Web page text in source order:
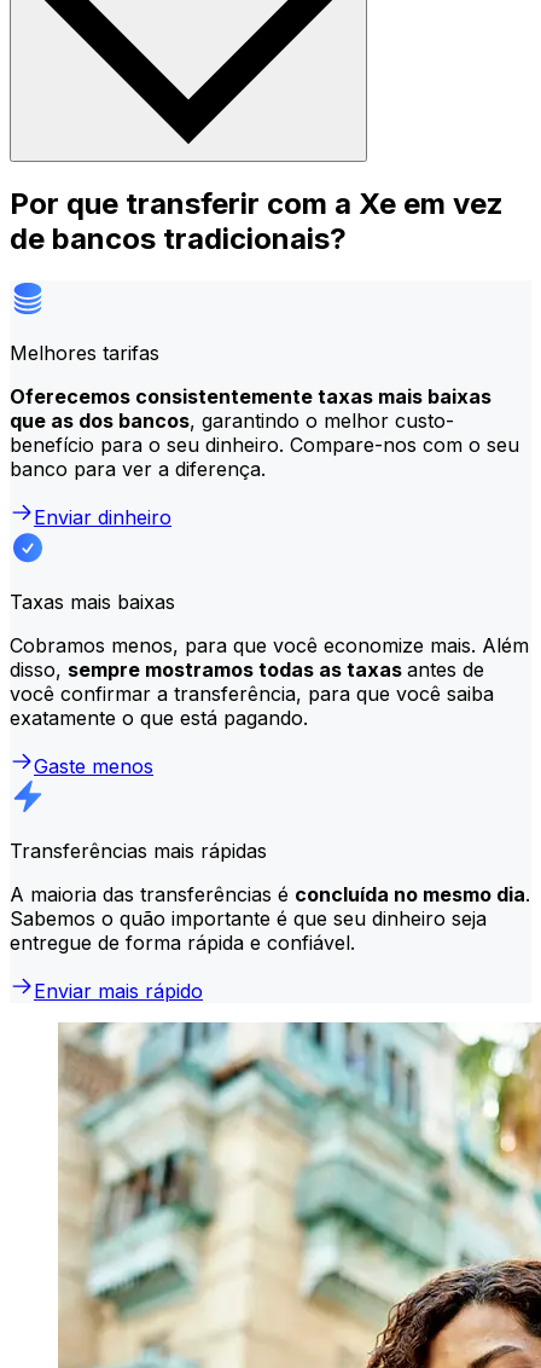
Por que transferir com a Xe em vez
de bancos tradicionais?
Melhores tarifas
Oferecemos consistentemente taxas mais baixas
que as dos bancos, garantindo o melhor custo-
benefício para o seu dinheiro. Compare-nos com o seu
banco para ver a diferença.
Enviar dinheiro
Taxas mais baixas
Cobramos menos, para que você economize mais. Além
disso, sempre mostramos todas as taxas antes de
você confirmar a transferência, para que você saiba
exatamente o que está pagando.
Gaste menos
Transferências mais rápidas
A maioria das transferências é concluída no mesmo dia.
Sabemos o quão importante é que seu dinheiro seja
entregue de forma rápida e confiável.
Enviar mais rápido